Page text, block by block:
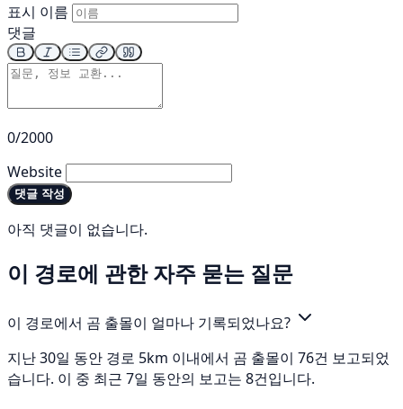
표시 이름
댓글
0/2000
Website
댓글 작성
아직 댓글이 없습니다.
이 경로에 관한 자주 묻는 질문
이 경로에서 곰 출몰이 얼마나 기록되었나요?
지난 30일 동안 경로 5km 이내에서 곰 출몰이 76건 보고되었
습니다. 이 중 최근 7일 동안의 보고는 8건입니다.